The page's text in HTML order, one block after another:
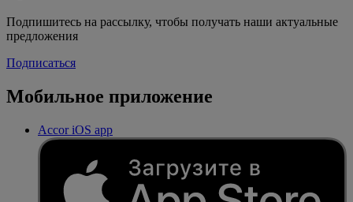
Подпишитесь на рассылку, чтобы получать наши актуальные
предложения
Подписаться
Мобильное приложение
Accor iOS app